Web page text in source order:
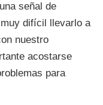
señal de
difícil llevarlo a
nuestro
acostarse
para